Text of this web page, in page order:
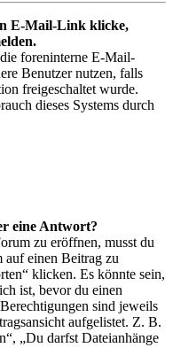
E-Mail-Link klicke,
foreninterne E-Mail-
Benutzer nutzen, falls
freigeschaltet wurde.
dieses Systems durch
eine Antwort?
zu eröffnen, musst du
auf einen Beitrag zu
klicken. Es könnte sein,
ist, bevor du einen
sind jeweils
aufgelistet. Z. B.
„Du darfst Dateianhänge